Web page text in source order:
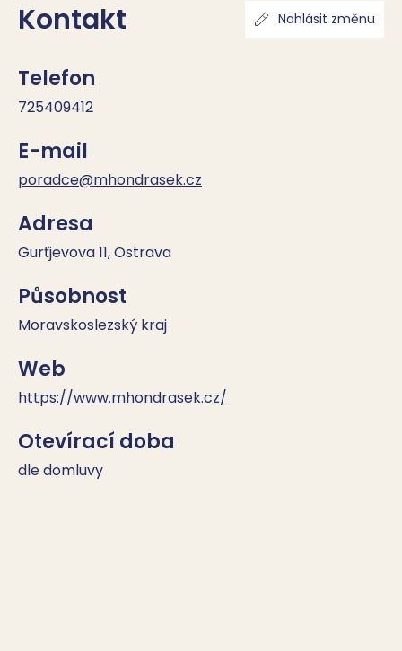
Kontakt Nahlásit změnu
Telefon
725409412
E-mail
poradce@mhondrasek.cz
Adresa
Gurťjevova 11, Ostrava
Působnost
Moravskoslezský kraj
Web
https://www.mhondrasek.cz/
Otevírací doba
dle domluvy